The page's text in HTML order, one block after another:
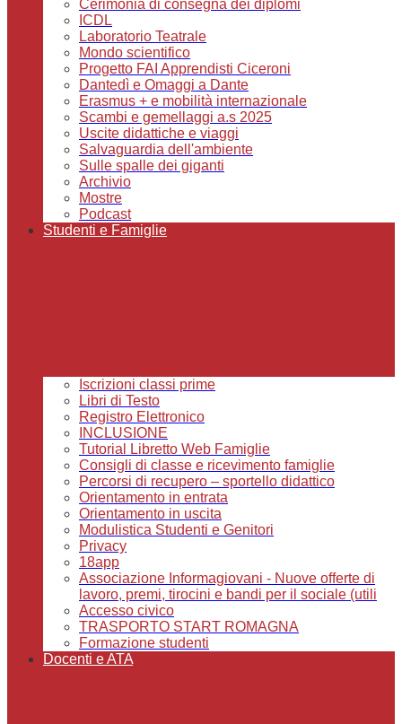
Cerimonia di consegna dei diplomi
ICDL
Laboratorio Teatrale
Mondo scientifico
Progetto FAI Apprendisti Ciceroni
Dantedì e Omaggi a Dante
Erasmus + e mobilità internazionale
Scambi e gemellaggi a.s 2025
Uscite didattiche e viaggi
Salvaguardia dell'ambiente
Sulle spalle dei giganti
Archivio
Mostre
Podcast
Studenti e Famiglie
Iscrizioni classi prime
Libri di Testo
Registro Elettronico
INCLUSIONE
Tutorial Libretto Web Famiglie
Consigli di classe e ricevimento famiglie
Percorsi di recupero – sportello didattico
Orientamento in entrata
Orientamento in uscita
Modulistica Studenti e Genitori
Privacy
18app
Associazione Informagiovani - Nuove offerte di
lavoro, premi, tirocini e bandi per il sociale (utili
Accesso civico
TRASPORTO START ROMAGNA
Formazione studenti
Docenti e ATA